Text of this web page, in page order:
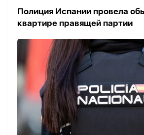
Полиция Испании провела
квартире правящей партии